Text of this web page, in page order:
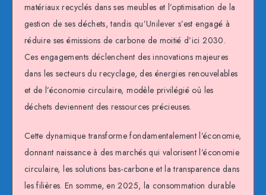
matériaux recyclés dans ses meubles et l’optimisation de la
gestion de ses déchets, tandis qu’Unilever s’est engagé à
réduire ses émissions de carbone de moitié d’ici 2030.
Ces engagements déclenchent des innovations majeures
dans les secteurs du recyclage, des énergies renouvelables
et de l’économie circulaire, modèle privilégié où les
déchets deviennent des ressources précieuses.
Cette dynamique transforme fondamentalement l’économie,
donnant naissance à des marchés qui valorisent l’économie
circulaire, les solutions bas-carbone et la transparence dans
les filières. En somme, en 2025, la consommation durable